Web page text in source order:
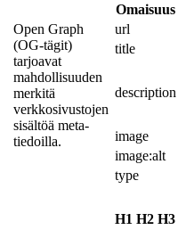
Open Graph
(OG-tägit)
tarjoavat
mahdollisuuden
merkitä
verkkosivustojen
sisältöä meta-
tiedoilla.
Omaisuus
url
title
description
image
image:alt
type
H1 H2 H3